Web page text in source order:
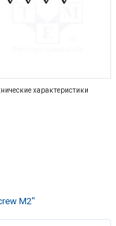
характеристики
M2"